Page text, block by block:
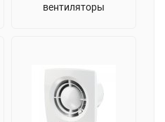
вентиляторы